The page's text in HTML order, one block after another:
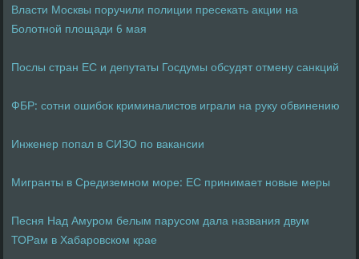
Власти Москвы поручили полиции пресекать акции на
Болотной площади 6 мая
Послы стран ЕС и депутаты Госдумы обсудят отмену санкций
ФБР: сотни ошибок криминалистов играли на руку обвинению
Инженер попал в СИЗО по вакансии
Мигранты в Средиземном море: ЕС принимает новые меры
Песня Над Амуром белым парусом дала названия двум
ТОРам в Хабаровском крае